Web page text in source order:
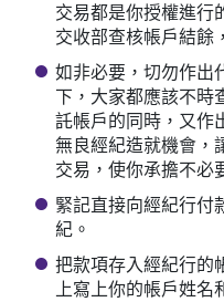
交易都是你授權進行
交收部查核帳戶結餘
如非必要，切勿作出
下，大家都應該不時
託帳戶的同時，又作
無良經紀造就機會，
交易，使你承擔不必
緊記直接向經紀行付
紀。
把款項存入經紀行的
上寫上你的帳戶姓